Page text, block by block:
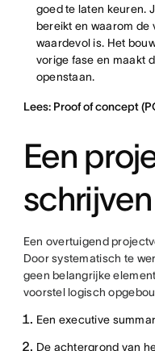
goed te laten keuren.
bereikt en waarom de
waardevol is. Het
vorige fase en maakt
openstaan.
Lees: Proof of concept
Een
Een overtuigend
Door systematisch te
geen belangrijke
voorstel logisch
Een executive
De achtergrond van